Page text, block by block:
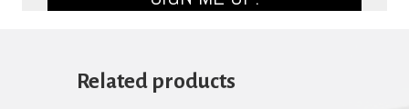
Related products